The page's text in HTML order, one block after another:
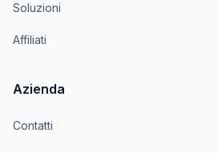
Soluzioni
Affiliati
Azienda
Contatti